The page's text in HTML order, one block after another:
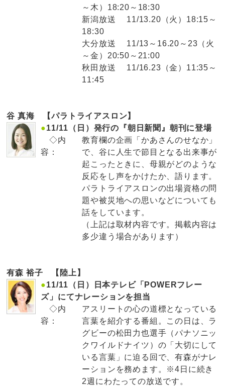
～木）18:20～18:30
新潟放送 11/13.20（火）18:15～
18:30
大分放送 11/13～16.20～23（火
～金）20:50～21:00
秋田放送 11/16.23（金）11:35～
11:45
谷 真海 【パラトライアスロン】
●11/11（日）発行の『朝日新聞』朝刊に登場
◇内
容：
教育欄の企画「かあさんのせなか」
で、谷に人生で節目となる出来事が
起こったときに、母親がどのような
反応をし声をかけたか、語ります。
パラトライアスロンの出場資格の問
題や被災地への思いなどについても
話をしています。
（上記は取材内容です。掲載内容は
多少違う場合があります）
有森 裕子 【陸上】
●11/11（日）日本テレビ「POWERフレー
ズ」にてナレーションを担当
◇内
容：
アスリートの心の道標となっている
言葉を紹介する番組。この日は、ラ
グビーの松田力也選手（パナソニッ
クワイルドナイツ）の「大切にして
いる言葉」に迫る回で、有森がナレ
ーションを務めます。※4日に続き
2週にわたっての放送です。